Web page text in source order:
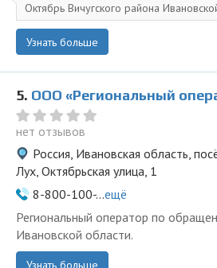
Октябрь Вичугского района
Узнать больше
5. ООО «Региональный оператор по
нет отзывов
Россия, Ивановская область,
Лух, Октябрьская улица, 1
8-800-100-...ещё
Региональный оператор по
Ивановской области.
Узнать больше